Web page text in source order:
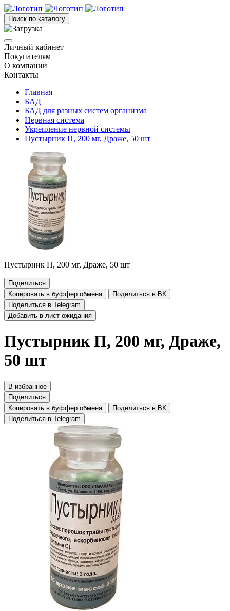
Поиск по каталогу
Личный кабинет
Покупателям
О компании
Контакты
Главная
БАД
БАД для разных систем организма
Нервная система
Укрепление нервной системы
Пустырник П, 200 мг, Драже, 50 шт
Пустырник П, 200 мг, Драже, 50 шт
Поделиться
Копировать в буффер обмена
Поделиться в ВК
Поделиться в Telegram
Добавить в лист ожидания
Пустырник П, 200 мг, Драже,
50 шт
В избранное
Поделиться
Копировать в буффер обмена
Поделиться в ВК
Поделиться в Telegram